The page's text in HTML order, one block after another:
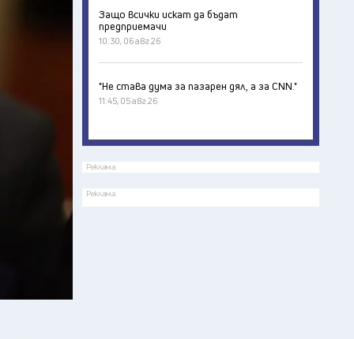
Защо всички искат да бъдат
предприемачи
10:30, 06 авг 26
"Не става дума за пазарен дял, а за CNN."
11:45, 05 авг 26
Реклама
Реклама